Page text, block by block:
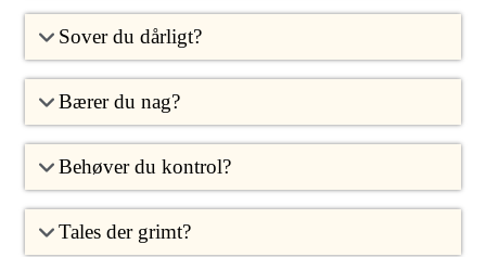
Sover du dårligt?
Bærer du nag?
Behøver du kontrol?
Tales der grimt?